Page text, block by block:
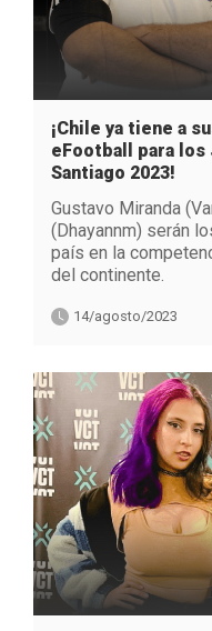
¡Chile ya tiene a
eFootball para los
Santiago 2023!
Gustavo Miranda
(Dhayannm) serán
país en la
del continente.
14/agosto/2023